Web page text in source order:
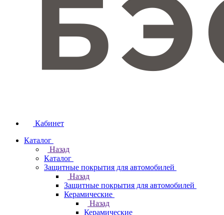
Кабинет
Каталог
Назад
Каталог
Защитные покрытия для автомобилей
Назад
Защитные покрытия для автомобилей
Керамические
Назад
Керамические